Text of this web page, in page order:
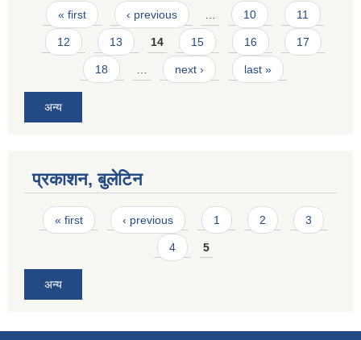
Pages
« first ‹ previous … 10 11
12 13 14 15 16 17
18 … next › last »
अन्य
प्रकाशन, बुलेटिन
Pages
« first ‹ previous 1 2 3
4 5
अन्य